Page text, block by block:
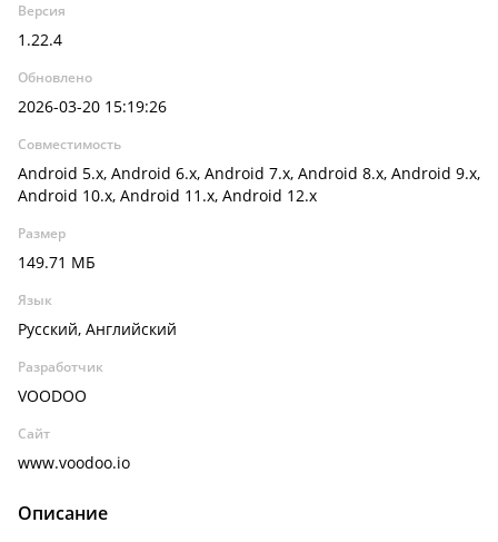
Версия
1.22.4
Обновлено
2026-03-20 15:19:26
Совместимость
Android 5.x, Android 6.x, Android 7.x, Android 8.x, Android 9.x,
Android 10.x, Android 11.x, Android 12.x
Размер
149.71 МБ
Язык
Русский, Английский
Разработчик
VOODOO
Сайт
www.voodoo.io
Описание